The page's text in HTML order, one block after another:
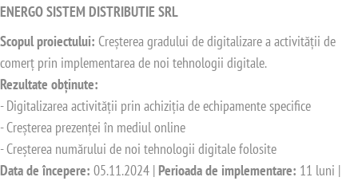
ENERGO SISTEM DISTRIBUTIE SRL
Scopul proiectului: Creșterea gradului de digitalizare a activității de
comerț prin implementarea de noi tehnologii digitale.
Rezultate obținute:
- Digitalizarea activității prin achiziția de echipamente specifice
- Creșterea prezenței în mediul online
- Creșterea numărului de noi tehnologii digitale folosite
Data de începere: 05.11.2024 | Perioada de implementare: 11 luni |